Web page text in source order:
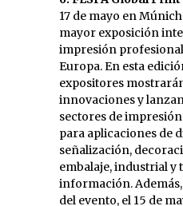
17 de mayo en
mayor exposición
impresión
Europa. En esta
expositores
innovaciones y
sectores de
para aplicaciones de
señalización,
embalaje, industrial y
información.
del evento, el 15 de